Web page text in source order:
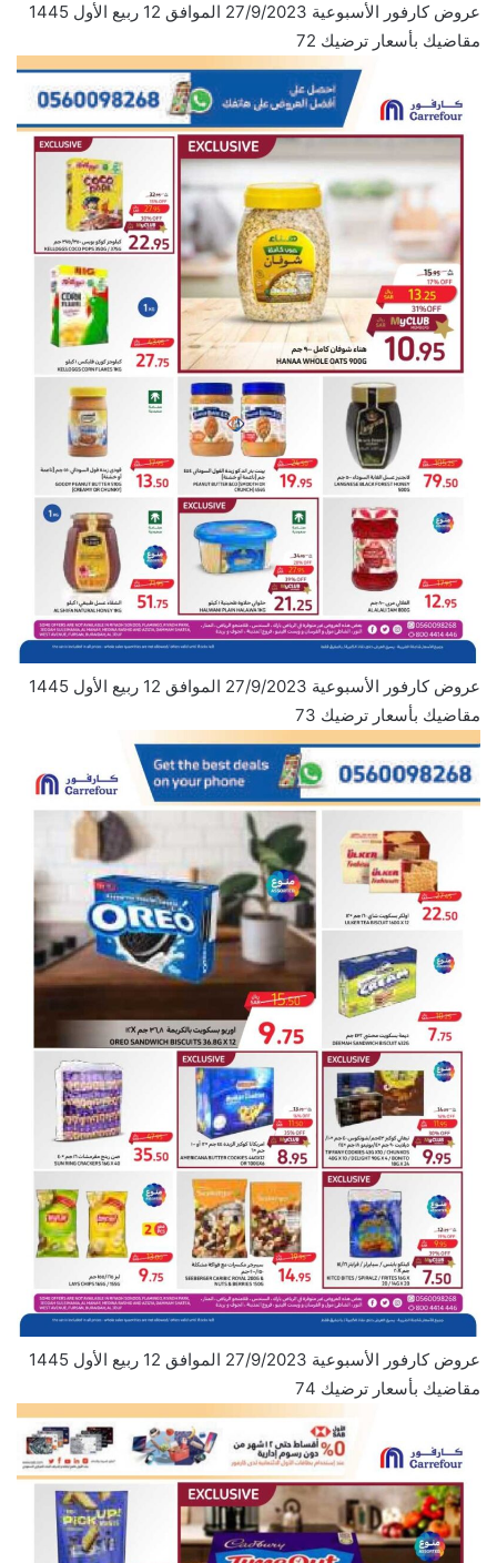
عروض كارفور الأسبوعية 27/9/2023 الموافق 12 ربيع الأول 1445
مقاضيك بأسعار ترضيك 72
عروض كارفور الأسبوعية 27/9/2023 الموافق 12 ربيع الأول 1445
مقاضيك بأسعار ترضيك 73
عروض كارفور الأسبوعية 27/9/2023 الموافق 12 ربيع الأول 1445
مقاضيك بأسعار ترضيك 74